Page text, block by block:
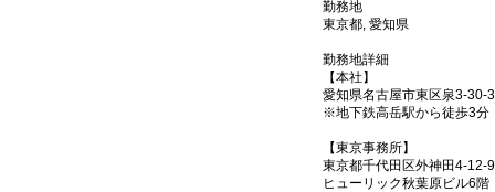
勤務地
東京都, 愛知県
勤務地詳細
【本社】
愛知県名古屋市東区泉3-30-3
※地下鉄高岳駅から徒歩3分
【東京事務所】
東京都千代田区外神田4-12-9
ヒューリック秋葉原ビル6階